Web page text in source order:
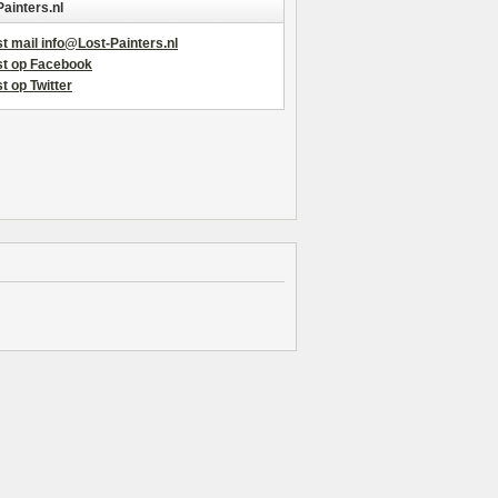
mail info@Lost-Painters.nl
op Facebook
op Twitter